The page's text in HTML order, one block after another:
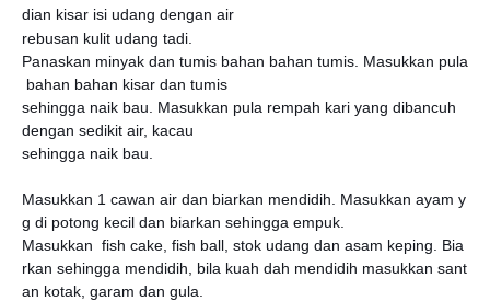
dian kisar isi udang dengan air
rebusan kulit udang tadi.
Panaskan minyak dan tumis bahan bahan tumis. Masukkan pula
bahan bahan kisar dan tumis
sehingga naik bau. Masukkan pula rempah kari yang dibancuh
dengan sedikit air, kacau
sehingga naik bau.
Masukkan 1 cawan air dan biarkan mendidih. Masukkan ayam y
g di potong kecil dan biarkan sehingga empuk.
Masukkan fish cake, fish ball, stok udang dan asam keping. Bia
rkan sehingga mendidih, bila kuah dah mendidih masukkan sant
an kotak, garam dan gula.